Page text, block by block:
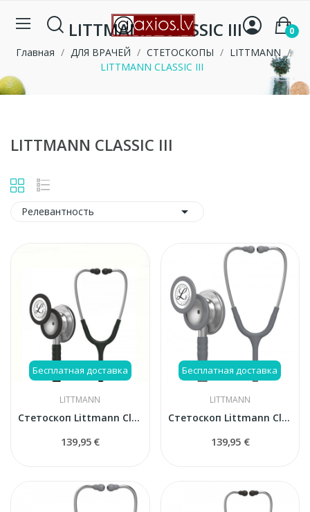
0
LITTMANN CLASSIC III
Главная ДЛЯ ВРАЧЕЙ СТЕТОСКОПЫ
LITTMANN
LITTMANN CLASSIC III
LITTMANN CLASSIC III
Релевантность 
Бесплатная доставка
LITTMANN
Стетоскоп Littmann Classic III, черный (Black),...
139,95 €
Бесплатная доставка
LITTMANN
Стетоскоп Littmann Classic III, серый (Grey), 5621
139,95 €